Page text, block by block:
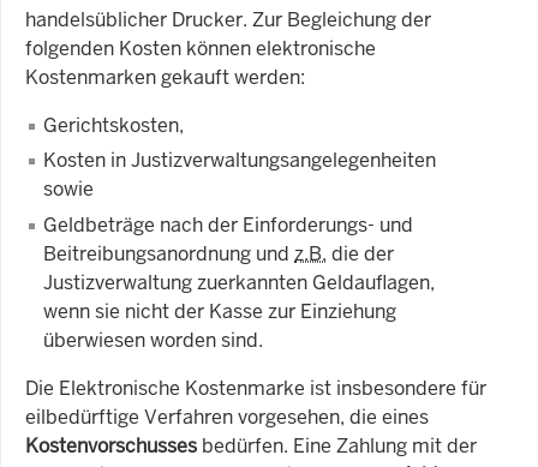
handelsüblicher Drucker. Zur Begleichung der
folgenden Kosten können elektronische
Kostenmarken gekauft werden:
Gerichtskosten,
Kosten in Justizverwaltungsangelegenheiten
sowie
Geldbeträge nach der Einforderungs- und
Beitreibungsanordnung und z.B. die der
Justizverwaltung zuerkannten Geldauflagen,
wenn sie nicht der Kasse zur Einziehung
überwiesen worden sind.
Die Elektronische Kostenmarke ist insbesondere für
eilbedürftige Verfahren vorgesehen, die eines
Kostenvorschusses bedürfen. Eine Zahlung mit der